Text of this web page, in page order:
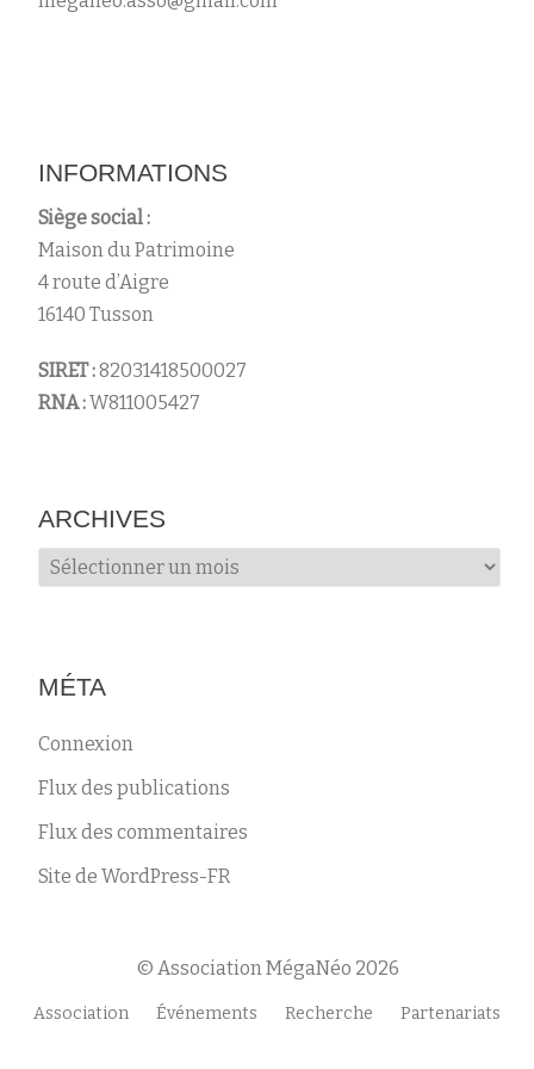
INFORMATIONS
Siège social :
Maison du Patrimoine
4 route d’Aigre
16140 Tusson
SIRET :82031418500027
RNA :W811005427
ARCHIVES
Archives
MÉTA
Connexion
Flux des publications
Flux des commentaires
Site de WordPress-FR
© Association MégaNéo 2026
Menu
Association Événements Recherche Partenariats